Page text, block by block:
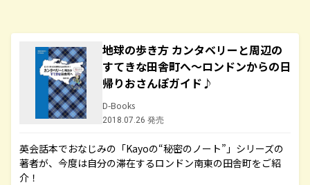
地球の歩き方 カンタベリーと周辺の
すてきな田舎町へ～ロンドンからの日
帰りおさんぽガイド♪
D-Books
2018.07.26 発売
英会話本でおなじみの「Kayoの“秘密のノート”」シリーズの
著者が、今度は自分の滞在するロンドン南東の田舎町をご紹
介！